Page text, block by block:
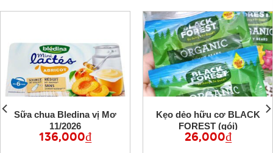
Sữa chua Bledina vị Mơ
11/2026
136,000₫
Kẹo dẻo hữu cơ BLACK
FOREST (gói)
26,000₫